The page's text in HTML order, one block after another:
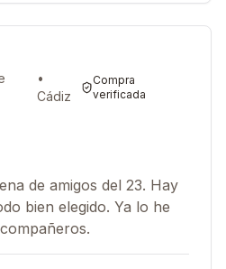
•
Cádiz
Compra
verificada
de amigos del 23. Hay
bien elegido. Ya lo he